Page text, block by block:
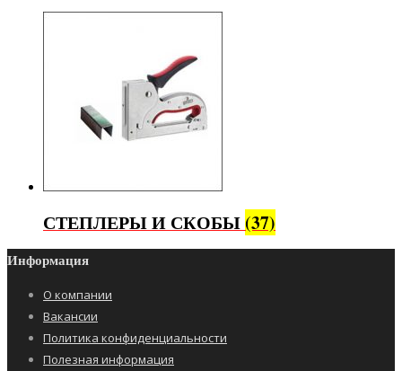
СТЕПЛЕРЫ И СКОБЫ (37)
Информация
О компании
Вакансии
Политика конфиденциальности
Полезная информация